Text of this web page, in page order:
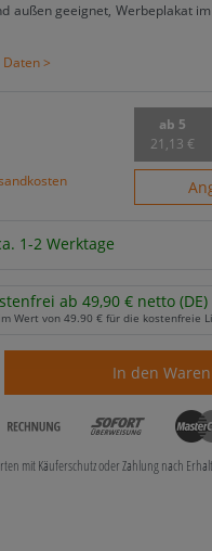
außen geeignet, Werbeplakat
>
ab 5
21,13 €
1-2 Werktage
ab 49,90 € netto (DE)
Wert von 49.90 € für die kostenfreie
In den
mit Käuferschutz oder Zahlung nach